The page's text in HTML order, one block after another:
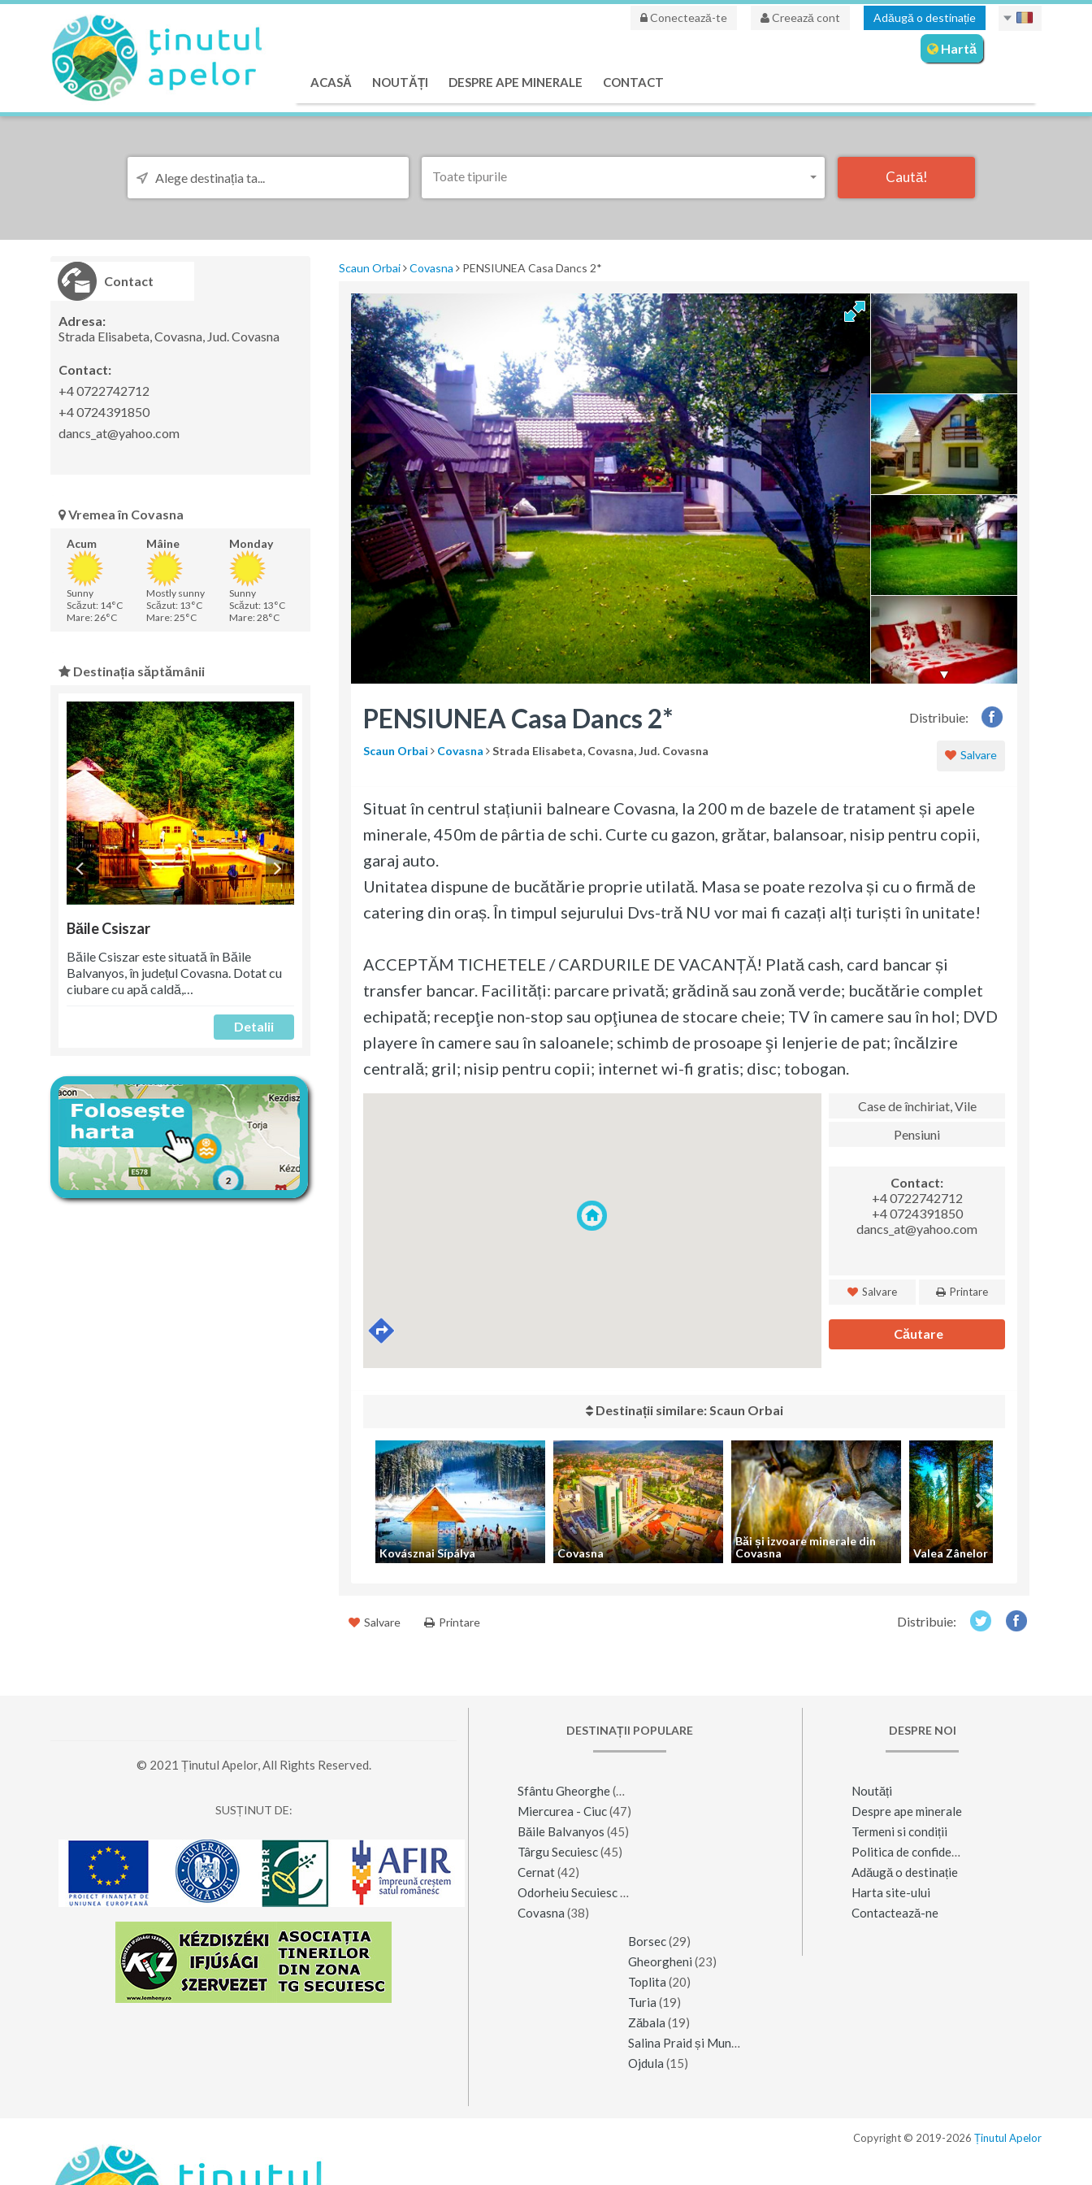
Conectează-te Creează cont Adăugă o destinație
ACASĂ NOUTĂȚI DESPRE APE MINERALE CONTACT
Hartă
Toate tipurile Caută!
Contact
Adresa:
Strada Elisabeta, Covasna, Jud. Covasna
Contact:
+4 0722742712
+4 0724391850
dancs_at@yahoo.com
Vremea în Covasna
Acum Mâine Monday
Sunny Mostly sunny
Sunny
Scăzut: 14°C
Scăzut: 13°C
Scăzut: 13°C
Mare: 26°C
Mare: 25°C Mare: 28°C
Destinația săptămânii
Băile Csiszar
Băile Csiszar este situată în Băile
Balvanyos, în județul Covasna. Dotat cu
ciubare cu apă caldă,…
Detalii
Scaun Orbai Covasna PENSIUNEA Casa Dancs 2*
Distribuie:
PENSIUNEA Casa Dancs 2*
Scaun Orbai Covasna Strada Elisabeta, Covasna, Jud. Covasna Salvare
Situat în centrul stațiunii balneare Covasna, la 200 m de bazele de tratament și apele
minerale, 450m de pârtia de schi. Curte cu gazon, grătar, balansoar, nisip pentru copii,
garaj auto.
Unitatea dispune de bucătărie proprie utilată. Masa se poate rezolva și cu o firmă de
catering din oraș. În timpul sejurului Dvs-tră NU vor mai fi cazați alți turiști în unitate!
ACCEPTĂM TICHETELE / CARDURILE DE VACANȚĂ! Plată cash, card bancar și
transfer bancar. Facilități: parcare privată; grădină sau zonă verde; bucătărie complet
echipată; recepţie non-stop sau opţiunea de stocare cheie; TV în camere sau în hol; DVD
playere în camere sau în saloanele; schimb de prosoape şi lenjerie de pat; încălzire
centrală; gril; nisip pentru copii; internet wi-fi gratis; disc; tobogan.
Case de închiriat, Vile
Pensiuni
Contact:
+4 0722742712
+4 0724391850
dancs_at@yahoo.com
Salvare Printare
Căutare
Destinații similare: Scaun Orbai
Kovásznai Sípálya Covasna
Băi și izvoare minerale din
Covasna
Valea Zânelor
Salvare Printare Distribuie:
© 2021 Ținutul Apelor, All Rights Reserved.
SUSȚINUT DE:
DESTINAȚII POPULARE
Sfântu Gheorghe(123)
Miercurea - Ciuc(47)
Băile Balvanyos (45)
Târgu Secuiesc(45)
Cernat(42)
Odorheiu Secuiesc(42)
Covasna (38)
Borsec(29)
Gheorgheni (23)
Toplita (20)
Turia (19)
Zăbala (19)
Salina Praid și Muntele de Sare
Ojdula (15)
DESPRE NOI
Noutăți
Despre ape minerale
Termeni si condiții
Politica de confidențialitate
Adăugă o destinație
Harta site-ului
Contactează-ne
Copyright © 2019-2026 Ținutul Apelor